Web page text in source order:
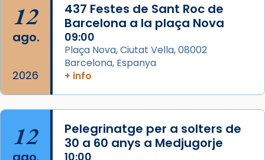
Foto
View on Facebook · Share
12
ago.
2026
437 Festes de Sant Roc de
Barcelona a la plaça Nova
09:00
Plaça Nova, Ciutat Vella, 08002
Barcelona, Espanya
+ info
12
Pelegrinatge per a solters de
30 a 60 anys a Medjugorje
10:00